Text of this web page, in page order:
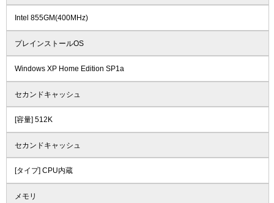
Intel 855GM(400MHz)
プレインストールOS
Windows XP Home Edition SP1a
セカンドキャッシュ
[容量] 512K
セカンドキャッシュ
[タイプ] CPU内蔵
メモリ